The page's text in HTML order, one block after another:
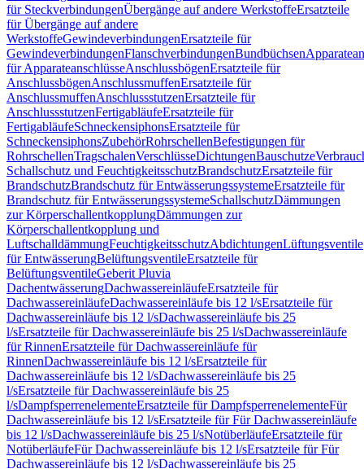
für SteckverbindungenÜbergänge auf andere WerkstoffeErsatzteile
für Übergänge auf andere
WerkstoffeGewindeverbindungenErsatzteile für
GewindeverbindungenFlanschverbindungenBundbüchsen
für ApparateanschlüsseAnschlussbögenErsatzteile für
AnschlussbögenAnschlussmuffenErsatzteile für
AnschlussmuffenAnschlussstutzenErsatzteile für
AnschlussstutzenFertigabläufeErsatzteile für
FertigabläufeSchneckensiphonsErsatzteile für
SchneckensiphonsZubehörRohrschellenBefestigungen für
RohrschellenTragschalenVerschlüsseDichtungenBauschutze
Schallschutz und FeuchtigkeitsschutzBrandschutzErsatzteile für
BrandschutzBrandschutz für EntwässerungssystemeErsatzteile für
Brandschutz für EntwässerungssystemeSchallschutzDämmungen
zur KörperschallentkopplungDämmungen zur
Körperschallentkopplung und
LuftschalldämmungFeuchtigkeitsschutzAbdichtungenLüftungsventile
für EntwässerungBelüftungsventileErsatzteile für
BelüftungsventileGeberit Pluvia
DachentwässerungDachwassereinläufeErsatzteile für
DachwassereinläufeDachwassereinläufe bis 12 l/sErsatzteile für
Dachwassereinläufe bis 12 l/sDachwassereinläufe bis 25
l/sErsatzteile für Dachwassereinläufe bis 25 l/sDachwassereinläufe
für RinnenErsatzteile für Dachwassereinläufe für
RinnenDachwassereinläufe bis 12 l/sErsatzteile für
Dachwassereinläufe bis 12 l/sDachwassereinläufe bis 25
l/sErsatzteile für Dachwassereinläufe bis 25
l/sDampfsperrenelementeErsatzteile für DampfsperrenelementeFür
Dachwassereinläufe bis 12 l/sErsatzteile für Für Dachwassereinläufe
bis 12 l/sDachwassereinläufe bis 25 l/sNotüberläufeErsatzteile für
NotüberläufeFür Dachwassereinläufe bis 12 l/sErsatzteile für Für
Dachwassereinläufe bis 12 l/sDachwassereinläufe bis 25